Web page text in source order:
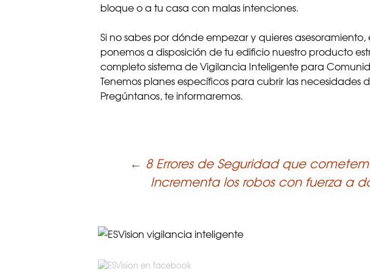
bloque o a tu casa con malas intenciones.
Si no sabes por dónde empezar y quieres asesoramiento,
ponemos a disposición de tu edificio nuestro producto
completo sistema de Vigilancia Inteligente para
Tenemos planes específicos para cubrir las necesidades
Pregúntanos, te informaremos.
← 8 Errores de Seguridad que
Incrementa los robos con fuerza a